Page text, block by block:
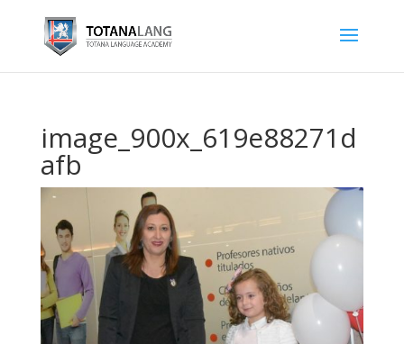
image_900x_619e88271d
afb